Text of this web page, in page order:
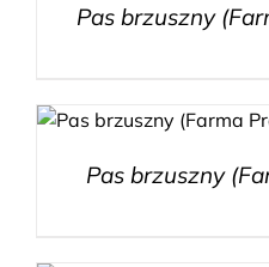
Pas brzuszny
Pas brzuszny